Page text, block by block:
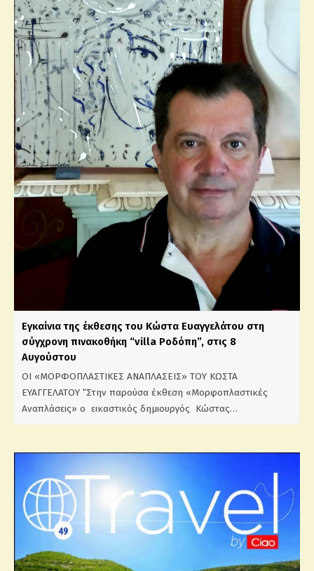
Εγκαίνια της έκθεσης του Κώστα Ευαγγελάτου στη
σύγχρονη πινακοθήκη “villa Ροδόπη”, στις 8
Αυγούστου
ΟΙ «ΜΟΡΦΟΠΛΑΣΤΙΚΕΣ ΑΝΑΠΛΑΣΕΙΣ» ΤΟΥ ΚΩΣΤΑ
ΕΥΑΓΓΕΛΑΤΟΥ “Στην παρούσα έκθεση «Μορφοπλαστικές
Αναπλάσεις» ο εικαστικός δημιουργός Κώστας…